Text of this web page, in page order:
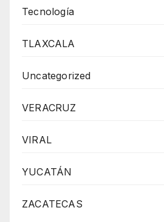
Tecnología
TLAXCALA
Uncategorized
VERACRUZ
VIRAL
YUCATÁN
ZACATECAS